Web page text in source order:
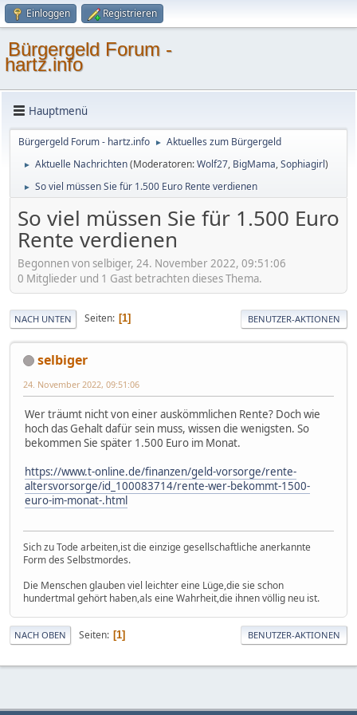
Einloggen Registrieren
Bürgergeld Forum -
hartz.info
Hauptmenü
Bürgergeld Forum - hartz.info ► Aktuelles zum Bürgergeld
► Aktuelle Nachrichten(Moderatoren:Wolf27, BigMama,Sophiagirl)
► So viel müssen Sie für 1.500 Euro Rente verdienen
So viel müssen Sie für 1.500 Euro
Rente verdienen
Begonnen von selbiger, 24. November 2022, 09:51:06
0 Mitglieder und 1 Gast betrachten dieses Thema.
NACH UNTEN Seiten 1 BENUTZER-AKTIONEN
selbiger
24. November 2022, 09:51:06
Wer träumt nicht von einer auskömmlichen Rente? Doch wie
hoch das Gehalt dafür sein muss, wissen die wenigsten. So
bekommen Sie später 1.500 Euro im Monat.
https://www.t-online.de/finanzen/geld-vorsorge/rente-
altersvorsorge/id_100083714/rente-wer-bekommt-1500-
euro-im-monat-.html
Sich zu Tode arbeiten,ist die einzige gesellschaftliche anerkannte
Form des Selbstmordes.
Die Menschen glauben viel leichter eine Lüge,die sie schon
hundertmal gehört haben,als eine Wahrheit,die ihnen völlig neu ist.
NACH OBEN Seiten 1 BENUTZER-AKTIONEN